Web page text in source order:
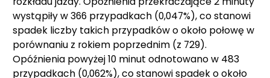
wystąpiły w 366 przypadkach (0,047%), co stanowi
spadek liczby takich przypadków o około połowę w
porównaniu z rokiem poprzednim (z 729).
Opóźnienia powyżej 10 minut odnotowano w 483
przypadkach (0,062%), co stanowi spadek o około